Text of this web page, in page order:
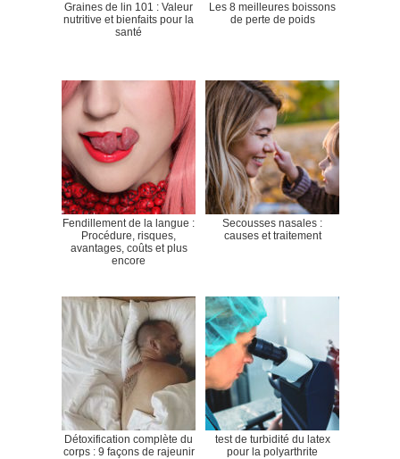
Graines de lin 101 : Valeur
nutritive et bienfaits pour la
santé
Les 8 meilleures boissons
de perte de poids
Fendillement de la langue :
Procédure, risques,
avantages, coûts et plus
encore
Secousses nasales :
causes et traitement
Détoxification complète du
corps : 9 façons de rajeunir
test de turbidité du latex
pour la polyarthrite